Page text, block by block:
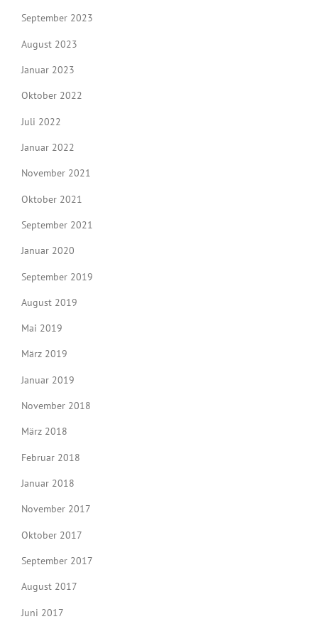
September 2023
August 2023
Januar 2023
Oktober 2022
Juli 2022
Januar 2022
November 2021
Oktober 2021
September 2021
Januar 2020
September 2019
August 2019
Mai 2019
März 2019
Januar 2019
November 2018
März 2018
Februar 2018
Januar 2018
November 2017
Oktober 2017
September 2017
August 2017
Juni 2017